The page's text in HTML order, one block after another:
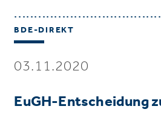
BDE-DIREKT
03.11.2020
EuGH-Entscheidung